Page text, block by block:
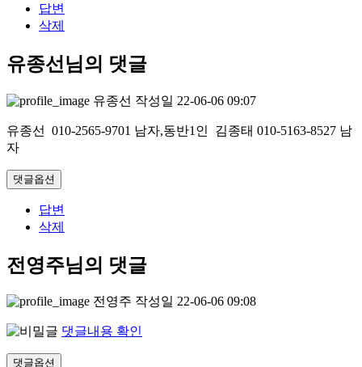
답변
삭제
유종선님의 댓글
유종선 작성일 22-06-06 09:07
유종선 010-2565-9701 남자,동반1인 김종태 010-5163-8527 남
자
댓글옵션
답변
삭제
전영주님의 댓글
전영주 작성일 22-06-06 09:08
댓글내용 확인
댓글옵션